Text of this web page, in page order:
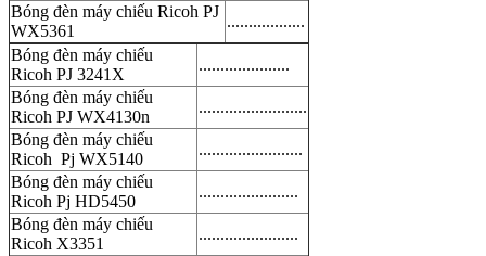
Bóng đèn máy chiếu Ricoh PJ
WX5361
..................
Bóng đèn máy chiếu
Ricoh PJ 3241X
.....................
Bóng đèn máy chiếu
Ricoh PJ WX4130n
.........................
Bóng đèn máy chiếu
Ricoh Pj WX5140
........................
Bóng đèn máy chiếu
Ricoh Pj HD5450
.......................
Bóng đèn máy chiếu
Ricoh X3351
.......................